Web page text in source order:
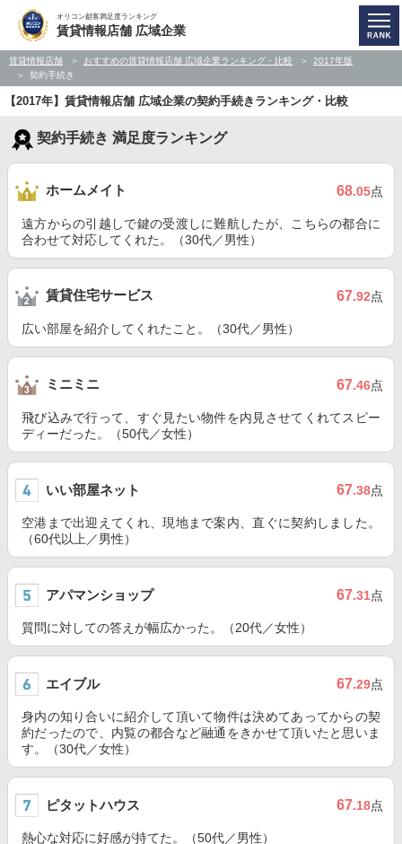
オリコン顧客満足度ランキング
賃貸情報店舗 広域企業
賃貸情報店舗 おすすめの賃貸情報店舗 広域企業ランキング・比較
2017年版
契約手続き
【2017年】賃貸情報店舗 広域企業の契約手続きランキング・比較
契約手続き 満足度ランキング
ホームメイト 68.05点
遠方からの引越しで鍵の受渡しに難航したが、こちらの都合に
合わせて対応してくれた。（30代／男性）
賃貸住宅サービス 67.92点
広い部屋を紹介してくれたこと。（30代／男性）
ミニミニ 67.46点
飛び込みで行って、すぐ見たい物件を内見させてくれてスピー
ディーだった。（50代／女性）
いい部屋ネット 67.38点
空港まで出迎えてくれ、現地まで案内、直ぐに契約しました。
（60代以上／男性）
アパマンショップ 67.31点
質問に対しての答えが幅広かった。（20代／女性）
エイブル 67.29点
身内の知り合いに紹介して頂いて物件は決めてあってからの契
約だったので、内覧の都合など融通をきかせて頂いたと思いま
す。（30代／女性）
ピタットハウス 67.18点
熱心な対応に好感が持てた。（50代／男性）